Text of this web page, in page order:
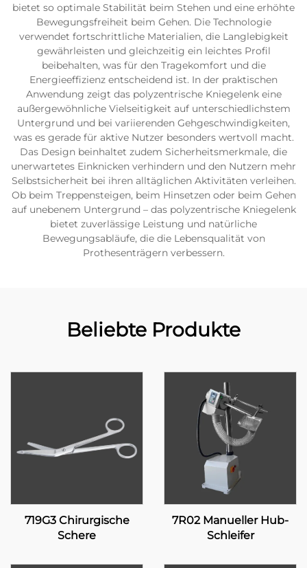
bietet so optimale Stabilität beim Stehen und eine erhöhte
Bewegungsfreiheit beim Gehen. Die Technologie
verwendet fortschrittliche Materialien, die Langlebigkeit
gewährleisten und gleichzeitig ein leichtes Profil
beibehalten, was für den Tragekomfort und die
Energieeffizienz entscheidend ist. In der praktischen
Anwendung zeigt das polyzentrische Kniegelenk eine
außergewöhnliche Vielseitigkeit auf unterschiedlichstem
Untergrund und bei variierenden Gehgeschwindigkeiten,
was es gerade für aktive Nutzer besonders wertvoll macht.
Das Design beinhaltet zudem Sicherheitsmerkmale, die
unerwartetes Einknicken verhindern und den Nutzern mehr
Selbstsicherheit bei ihren alltäglichen Aktivitäten verleihen.
Ob beim Treppensteigen, beim Hinsetzen oder beim Gehen
auf unebenem Untergrund – das polyzentrische Kniegelenk
bietet zuverlässige Leistung und natürliche
Bewegungsabläufe, die die Lebensqualität von
Prothesenträgern verbessern.
Beliebte Produkte
719G3 Chirurgische
Schere
7R02 Manueller Hub-
Schleifer